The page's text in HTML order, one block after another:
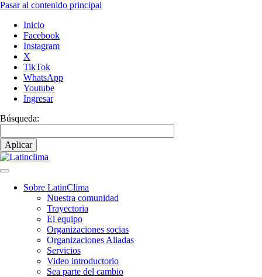
Pasar al contenido principal
Inicio
Facebook
Instagram
X
TikTok
WhatsApp
Youtube
Ingresar
Búsqueda:
Navegación
Sobre LatinClima
Nuestra comunidad
Trayectoria
El equipo
Organizaciones socias
Organizaciones Aliadas
Servicios
Video introductorio
Sea parte del cambio